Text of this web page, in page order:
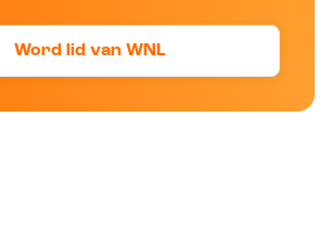
Word lid van WNL